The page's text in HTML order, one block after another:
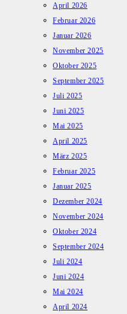
April 2026
Februar 2026
Januar 2026
November 2025
Oktober 2025
September 2025
Juli 2025
Juni 2025
Mai 2025
April 2025
März 2025
Februar 2025
Januar 2025
Dezember 2024
November 2024
Oktober 2024
September 2024
Juli 2024
Juni 2024
Mai 2024
April 2024